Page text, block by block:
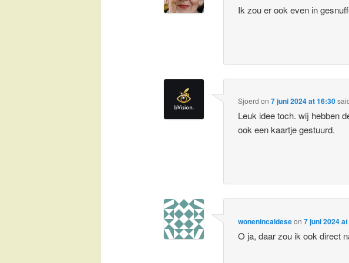
Ik zou er ook even in
Sjoerd on7 juni 2024 at 16:30
Leuk idee toch. wij hebben
ook een kaartje gestuurd.
wonenincaldeseon7 juni 2024
O ja, daar zou ik ook direct